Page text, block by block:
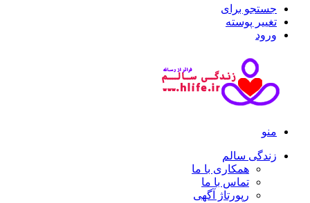
جستجو برای
تغییر پوسته
ورود
منو
زندگی سالم
همکاری با ما
تماس با ما
رپورتاژ آگهی